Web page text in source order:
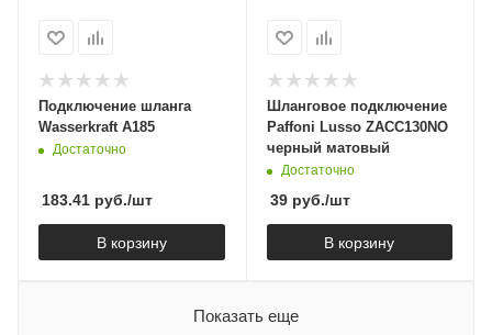
Подключение шланга
Wasserkraft A185
Достаточно
183.41 руб./шт
В корзину
Шланговое подключение
Paffoni Lusso ZACC130NO
черный матовый
Достаточно
39руб./шт
В корзину
Показать еще